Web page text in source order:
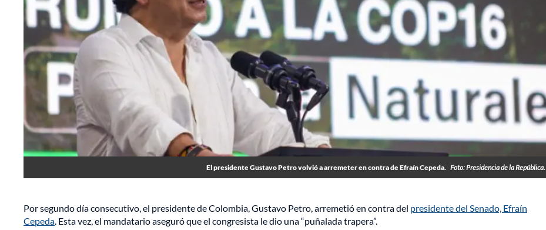
El presidente Gustavo Petro volvió a arremeter en contra de Efraín Cepeda. Foto: Presidencia de la República.
Por segundo día consecutivo, el presidente de Colombia, Gustavo Petro, arremetió en contra del presidente del Senado, Efraín
Cepeda. Esta vez, el mandatario aseguró que el congresista le dio una “puñalada trapera”.